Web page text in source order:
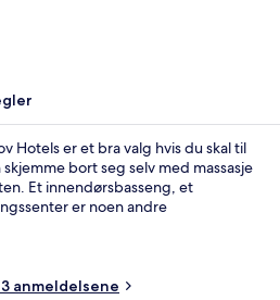
Hotels er et bra valg hvis du skal til
bort seg selv med massasje
Et innendørsbasseng, et
er noen andre
anmeldelsene